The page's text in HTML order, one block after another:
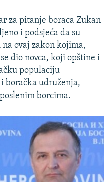
za pitanje boraca Zukan
i podsjeća da su
ovaj zakon kojima,
dio novca, koji opštine i
populaciju
boračka udruženja,
borcima.